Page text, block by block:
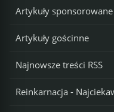
Artykuły
Artykuły gościnne
Najnowsze treści RSS
Reinkarnacja -